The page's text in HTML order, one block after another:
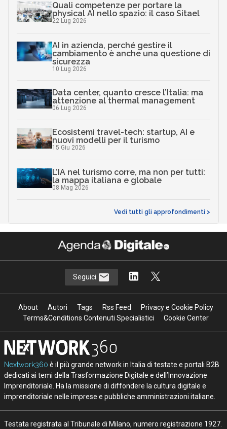
Quali competenze per portare la
physical AI nello spazio: il caso Sitael
22 Lug 2026
AI in azienda, perché gestire il
cambiamento è anche una questione di
sicurezza
10 Lug 2026
Data center, quanto cresce l’Italia: ma
attenzione al thermal management
06 Lug 2026
Ecosistemi travel-tech: startup, AI e
nuovi modelli per il turismo
15 Giu 2026
L’IA nel turismo corre, ma non per tutti:
la mappa italiana e globale
08 Mag 2026
Vedi tutti gli approfondimenti >
Seguici
About Autori Tags Rss Feed
Privacy e Cookie Policy
Terms&Conditions Contenuti Specialistici
Cookie Center
Nextwork360 è il più grande network in Italia di testate e portali B2B
dedicati ai temi della Trasformazione Digitale e dell’Innovazione
Imprenditoriale. Ha la missione di diffondere la cultura digitale e
imprenditoriale nelle imprese e pubbliche amministrazioni italiane.
Testata registrata al Tribunale di Milano, numero registrazione 1927.